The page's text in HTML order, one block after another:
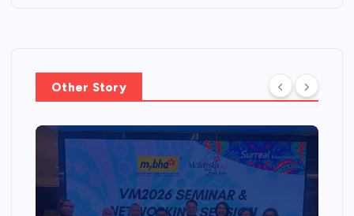
Other Story
特别报道 SPECIAL REPORT